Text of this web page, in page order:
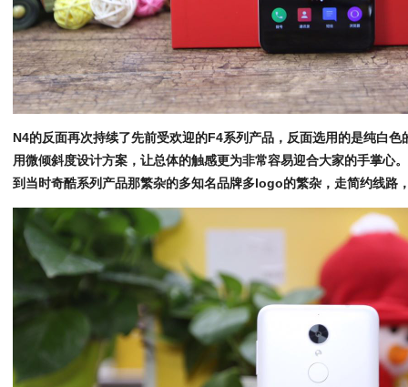
N4的反面再次持续了先前受欢迎的F4系列产品，反面选用的是纯白
用微倾斜度设计方案，让总体的触感更为非常容易迎合大家的手掌心
到当时奇酷系列产品那繁杂的多知名品牌多logo的繁杂，走简约线路